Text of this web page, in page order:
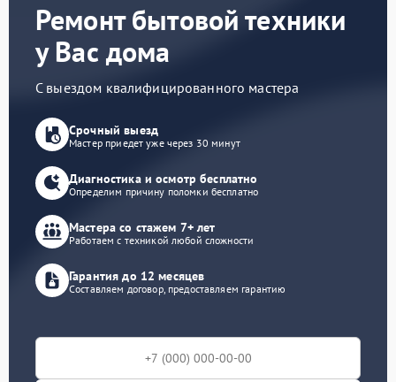
Ремонт бытовой техники
у Вас дома
С выездом квалифицированного мастера
Срочный выезд
Мастер приедет уже через 30 минут
Диагностика и осмотр бесплатно
Определим причину поломки бесплатно
Мастера со стажем 7+ лет
Работаем с техникой любой сложности
Гарантия до 12 месяцев
Составляем договор, предоставляем гарантию